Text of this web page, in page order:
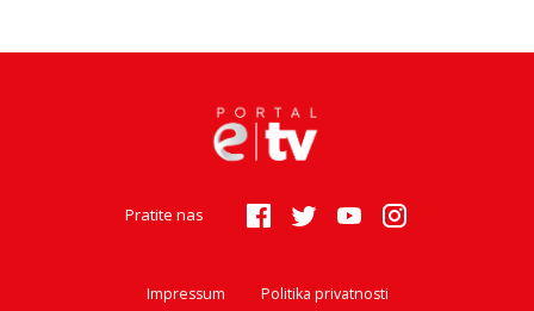
Pratite nas
Impressum Politika privatnosti